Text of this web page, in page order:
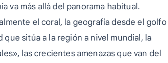
va más allá del panorama habitual.
el coral, la geografía desde el golfo
sitúa a la región a nivel mundial, la
las crecientes amenazas que van del